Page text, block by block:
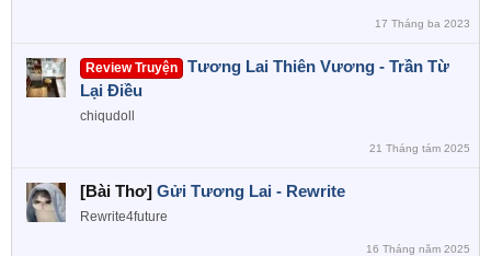
17 Tháng ba 2023
Review Truyện
Tương Lai Thiên Vương - Trần Từ
Lại Điều
chiqudoll
21 Tháng tám 2025
[Bài Thơ] Gửi Tương Lai - Rewrite
Rewrite4future
16 Tháng năm 2025